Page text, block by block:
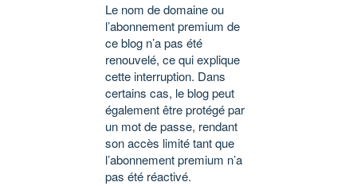
Le nom de domaine ou
l’abonnement premium de
ce blog n’a pas été
renouvelé, ce qui explique
cette interruption. Dans
certains cas, le blog peut
également être protégé par
un mot de passe, rendant
son accès limité tant que
l’abonnement premium n’a
pas été réactivé.